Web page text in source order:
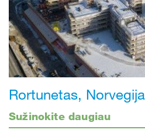
Rortunetas, Norvegija
Sužinokite daugiau